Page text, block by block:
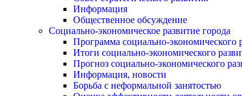
Информация
Общественное обсуждение
Социально-экономическое развитие города
Программа социально-экономического
Итоги социально-экономического
Прогноз социально-экономического
Информация, новости
Борьба с неформальной занятостью